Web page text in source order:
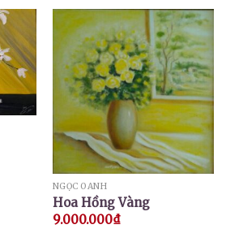
NGỌC OANH
Hoa Hồng Vàng
9.000.000₫